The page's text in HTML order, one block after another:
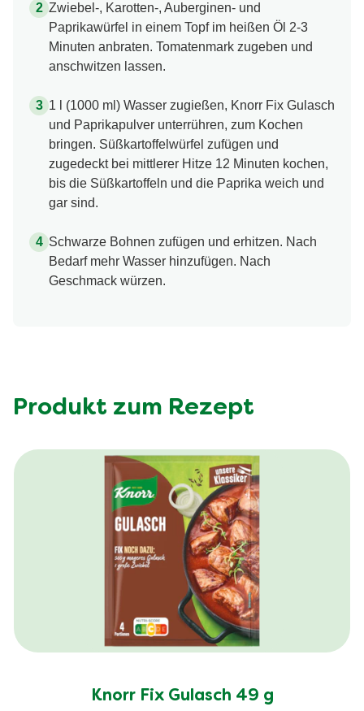
Zwiebel-, Karotten-, Auberginen- und
Paprikawürfel in einem Topf im heißen Öl 2-3
Minuten anbraten. Tomatenmark zugeben und
anschwitzen lassen.
1 l (1000 ml) Wasser zugießen, Knorr Fix Gulasch
und Paprikapulver unterrühren, zum Kochen
bringen. Süßkartoffelwürfel zufügen und
zugedeckt bei mittlerer Hitze 12 Minuten kochen,
bis die Süßkartoffeln und die Paprika weich und
gar sind.
Schwarze Bohnen zufügen und erhitzen. Nach
Bedarf mehr Wasser hinzufügen. Nach
Geschmack würzen.
Produkt zum Rezept
Knorr Fix Gulasch 49 g